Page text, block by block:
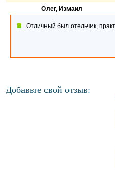
Олег, Измаил
Отличный был отельчик,
Добавьте свой отзыв: